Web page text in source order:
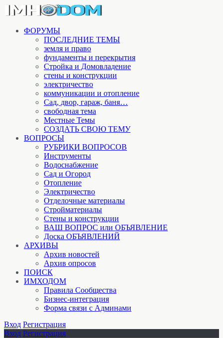
ФОРУМЫ
ПОСЛЕДНИЕ ТЕМЫ
земля и право
фундаменты и перекрытия
Стройка и Домовладение
стены и конструкции
электричество
коммуникации и отопление
Cад, двор, гараж, баня…
свободная тема
Местные Темы
СОЗДАТЬ СВОЮ ТЕМУ
ВОПРОСЫ
РУБРИКИ ВОПРОСОВ
Инструменты
Водоснабжение
Сад и Огород
Отопление
Электричество
Отделочные материалы
Стройматериалы
Стены и конструкции
ВАШ ВОПРОС или ОБЪЯВЛЕНИЕ
Доска ОБЪЯВЛЕНИЙ
АРХИВЫ
Архив новостей
Архив опросов
ПОИСК
ИМХОДОМ
Правила Сообщества
Бизнес-интеграция
Форма связи с Админами
Вход Регистрация
Вход Регистрация